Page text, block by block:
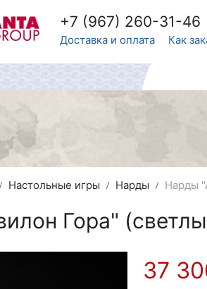
+7 (967) 260-31-46
Доставка и оплата Как
Настольные игры Нарды Нарды
Гора"
37